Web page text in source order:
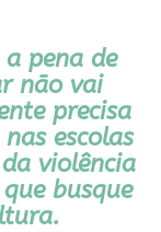
a pena de
não vai
precisa
escolas
violência
busque